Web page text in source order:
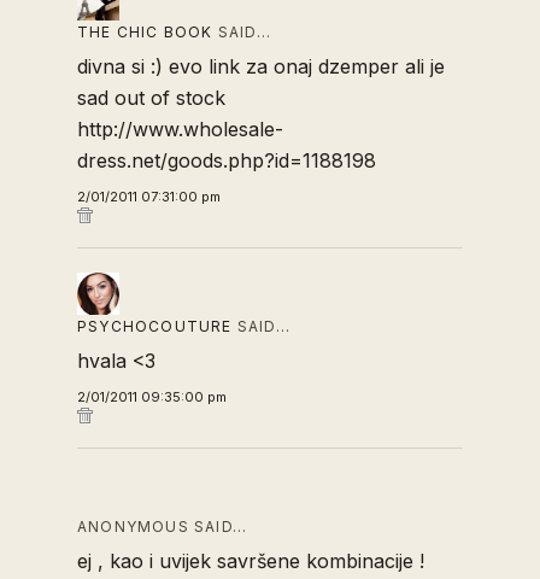
THE CHIC BOOK SAID…
divna si :) evo link za onaj dzemper ali je
sad out of stock
http://www.wholesale-
dress.net/goods.php?id=1188198
2/01/2011 07:31:00 pm
PSYCHOCOUTURE SAID…
hvala <3
2/01/2011 09:35:00 pm
ANONYMOUS SAID…
ej , kao i uvijek savršene kombinacije !